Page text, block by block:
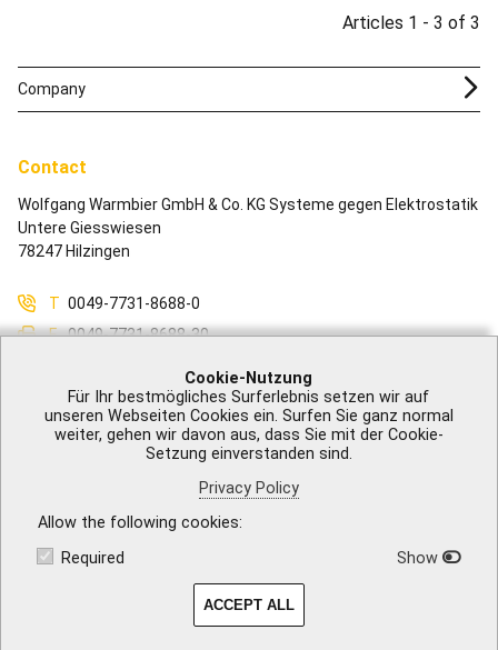
Cookie-Nutzung
Für Ihr bestmögliches Surferlebnis setzen wir auf
unseren Webseiten Cookies ein. Surfen Sie ganz normal
weiter, gehen wir davon aus, dass Sie mit der Cookie-
Setzung einverstanden sind.
Privacy Policy
Allow the following cookies
Required
Show
ACCEPT ALL
Articles 1 - 3 of 3
Contact
Wolfgang Warmbier GmbH & Co. KG Systeme gegen Elektrostatik
Untere Giesswiesen
78247 Hilzingen
T 0049-7731-8688-0
F
0049-7731-8688-30
Company
Privacy Policy